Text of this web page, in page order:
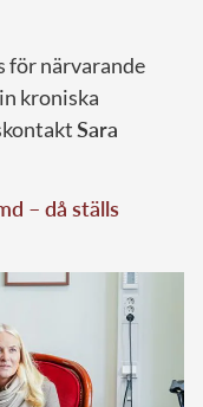
för närvarande
kroniska
Sara
– då ställs